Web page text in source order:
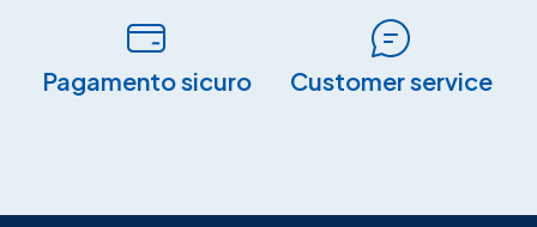
Pagamento sicuro​ Customer service